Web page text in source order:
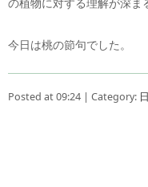
の植物に対する理解が深ま
今日は桃の節句でした。
Posted at 09:24 | Category: